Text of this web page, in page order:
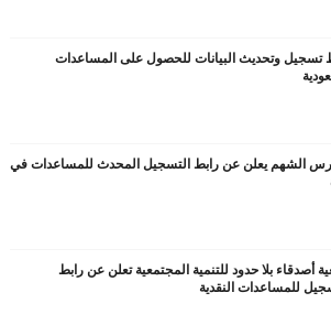
تسجيل وتحديث البيانات للحصول على المساعدات
الشهم يعلن عن رابط التسجيل المحدث للمساعدات في
أصدقاء بلا حدود للتنمية المجتمعية تعلن عن رابط
للمساعدات النقدية